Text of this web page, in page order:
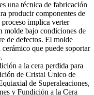
es una técnica de fabricación
producir componentes de
implica verter
molde bajo condiciones de
de defectos. El molde
que puede soportar
a la cera perdida para
de Cristal Único de
de Superaleaciones,
y Fundición a la Cera